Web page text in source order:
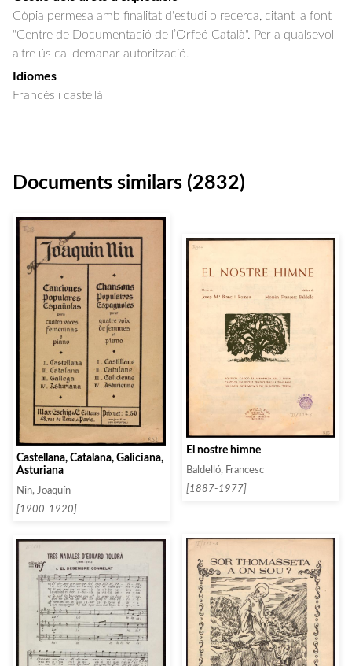
Còpia permesa amb finalitat d'estudi o recerca, citant la font
"Centre de Documentació de l’Orfeó Català". Per a qualsevol
altre ús cal demanar autorització.
Idiomes
Francès i castellà
Documents similars (2832)
Castellana, Catalana, Galiciana,
Asturiana
Nin, Joaquín
[1900-1920]
El nostre himne
Baldelló, Francesc
[1887-1977]